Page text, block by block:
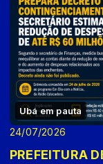
Ubá em pauta
24/07/2026
PREFEITURA